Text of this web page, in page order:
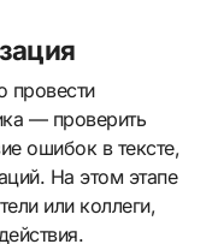
провести
— проверить
ошибок в тексте,
На этом этапе
или коллеги,